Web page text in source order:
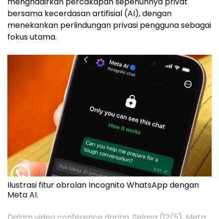
bersama kecerdasan artifisial (AI), dengan
menekankan perlindungan privasi pengguna sebagai
fokus utama.
Ilustrasi fitur obrolan Incognito WhatsApp dengan
Meta AI.